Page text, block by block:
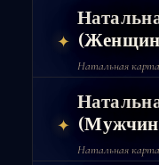
✦
Натальная карта
✦
Натальная карта